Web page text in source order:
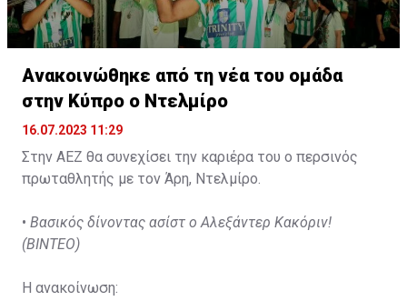
Ανακοινώθηκε από τη νέα του ομάδα
στην Κύπρο ο Ντελμίρο
16.07.2023 11:29
Στην ΑΕΖ θα συνεχίσει την καριέρα του ο περσινός
πρωταθλητής με τον Άρη, Ντελμίρο.
• Βασικός δίνοντας ασίστ ο Αλεξάντερ Κακόριν!
(ΒΙΝΤΕΟ)
Η ανακοίνωση: